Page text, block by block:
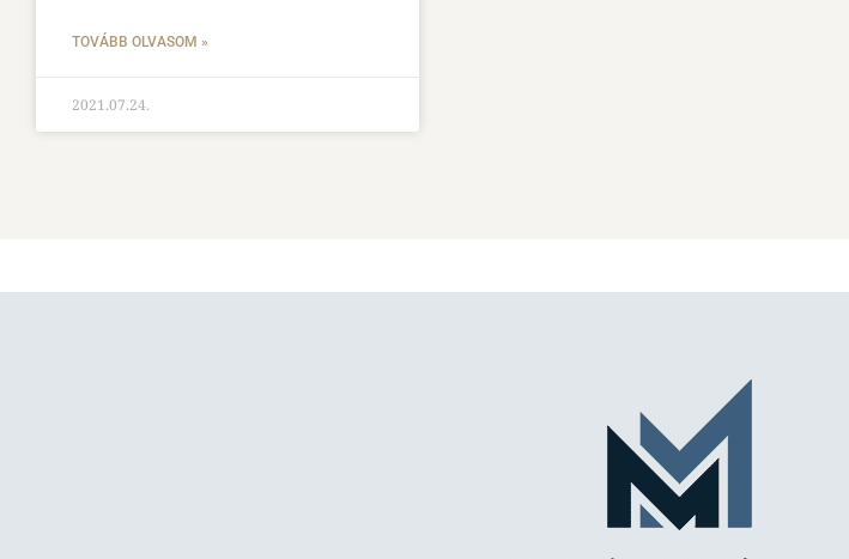
TOVÁBB OLVASOM »
2021.07.24.